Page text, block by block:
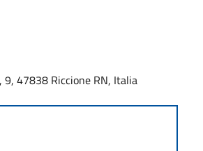
9, 47838 Riccione RN, Italia